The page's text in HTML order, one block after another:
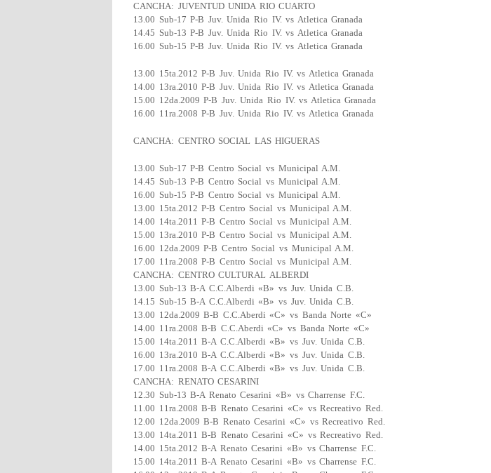
CANCHA: JUVENTUD UNIDA RIO CUARTO
13.00 Sub-17 P-B Juv. Unida Rio IV. vs Atletica Granada
14.45 Sub-13 P-B Juv. Unida Rio IV. vs Atletica Granada
16.00 Sub-15 P-B Juv. Unida Rio IV. vs Atletica Granada
13.00 15ta.2012 P-B Juv. Unida Rio IV. vs Atletica Granada
14.00 13ra.2010 P-B Juv. Unida Rio IV. vs Atletica Granada
15.00 12da.2009 P-B Juv. Unida Rio IV. vs Atletica Granada
16.00 11ra.2008 P-B Juv. Unida Rio IV. vs Atletica Granada
CANCHA: CENTRO SOCIAL LAS HIGUERAS
13.00 Sub-17 P-B Centro Social vs Municipal A.M.
14.45 Sub-13 P-B Centro Social vs Municipal A.M.
16.00 Sub-15 P-B Centro Social vs Municipal A.M.
13.00 15ta.2012 P-B Centro Social vs Municipal A.M.
14.00 14ta.2011 P-B Centro Social vs Municipal A.M.
15.00 13ra.2010 P-B Centro Social vs Municipal A.M.
16.00 12da.2009 P-B Centro Social vs Municipal A.M.
17.00 11ra.2008 P-B Centro Social vs Municipal A.M.
CANCHA: CENTRO CULTURAL ALBERDI
13.00 Sub-13 B-A C.C.Alberdi «B» vs Juv. Unida C.B.
14.15 Sub-15 B-A C.C.Alberdi «B» vs Juv. Unida C.B.
13.00 12da.2009 B-B C.C.Aberdi «C» vs Banda Norte «C»
14.00 11ra.2008 B-B C.C.Aberdi «C» vs Banda Norte «C»
15.00 14ta.2011 B-A C.C.Alberdi «B» vs Juv. Unida C.B.
16.00 13ra.2010 B-A C.C.Alberdi «B» vs Juv. Unida C.B.
17.00 11ra.2008 B-A C.C.Alberdi «B» vs Juv. Unida C.B.
CANCHA: RENATO CESARINI
12.30 Sub-13 B-A Renato Cesarini «B» vs Charrense F.C.
11.00 11ra.2008 B-B Renato Cesarini «C» vs Recreativo Red.
12.00 12da.2009 B-B Renato Cesarini «C» vs Recreativo Red.
13.00 14ta.2011 B-B Renato Cesarini «C» vs Recreativo Red.
14.00 15ta.2012 B-A Renato Cesarini «B» vs Charrense F.C.
15.00 14ta.2011 B-A Renato Cesarini «B» vs Charrense F.C.